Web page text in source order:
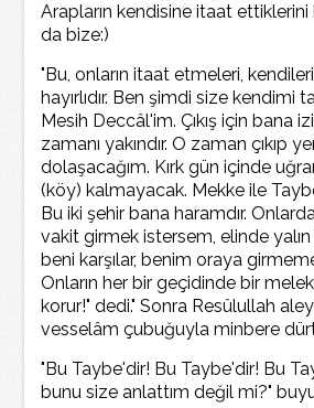
Arapların kendisine itaat
da bize:)
"Bu, onların itaat etmeleri,
hayırlıdır. Ben şimdi size kendimi
Mesih Deccâl'im. Çıkış için bana
zamanı yakındır. O zaman çıkıp
dolaşacağım. Kırk gün içinde
(köy) kalmayacak. Mekke ile
Bu iki şehir bana haramdır.
vakit girmek istersem, elinde yalın
beni karşılar, benim oraya
Onların her bir geçidinde bir melek
korur!" dedi." Sonra Resûlullah
vesselâm çubuğuyla minbere
"Bu Taybe'dir! Bu Taybe'dir! Bu
bunu size anlattım değil mi?"